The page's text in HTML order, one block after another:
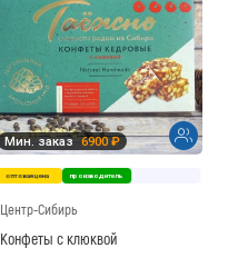
Мин. заказ 6900 ₽
оптовая цена производитель
Центр-Сибирь
Конфеты с клюквой